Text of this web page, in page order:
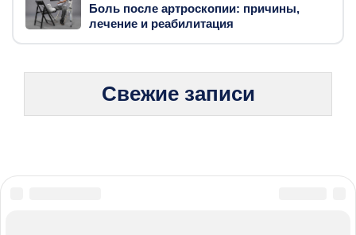
Боль после артроскопии: причины,
лечение и реабилитация
Свежие записи